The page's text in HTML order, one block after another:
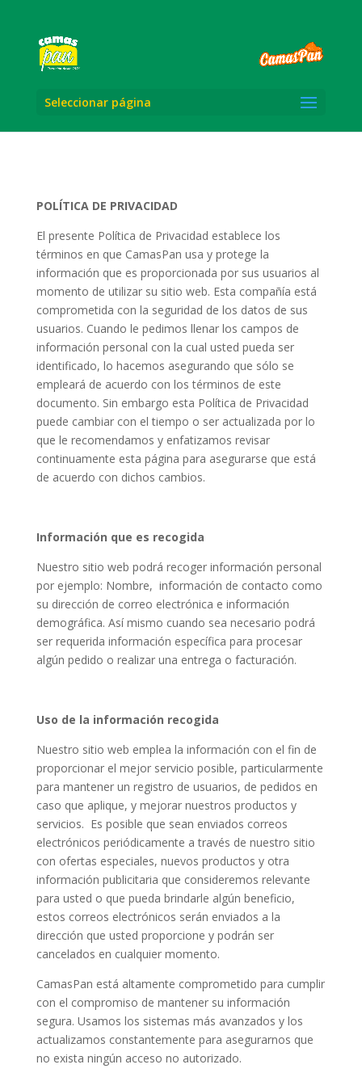
Seleccionar página
POLÍTICA DE PRIVACIDAD
El presente Política de Privacidad establece los
términos en que CamasPan usa y protege la
información que es proporcionada por sus usuarios al
momento de utilizar su sitio web. Esta compañía está
comprometida con la seguridad de los datos de sus
usuarios. Cuando le pedimos llenar los campos de
información personal con la cual usted pueda ser
identificado, lo hacemos asegurando que sólo se
empleará de acuerdo con los términos de este
documento. Sin embargo esta Política de Privacidad
puede cambiar con el tiempo o ser actualizada por lo
que le recomendamos y enfatizamos revisar
continuamente esta página para asegurarse que está
de acuerdo con dichos cambios.
Información que es recogida
Nuestro sitio web podrá recoger información personal
por ejemplo: Nombre, información de contacto como
su dirección de correo electrónica e información
demográfica. Así mismo cuando sea necesario podrá
ser requerida información específica para procesar
algún pedido o realizar una entrega o facturación.
Uso de la información recogida
Nuestro sitio web emplea la información con el fin de
proporcionar el mejor servicio posible, particularmente
para mantener un registro de usuarios, de pedidos en
caso que aplique, y mejorar nuestros productos y
servicios. Es posible que sean enviados correos
electrónicos periódicamente a través de nuestro sitio
con ofertas especiales, nuevos productos y otra
información publicitaria que consideremos relevante
para usted o que pueda brindarle algún beneficio,
estos correos electrónicos serán enviados a la
dirección que usted proporcione y podrán ser
cancelados en cualquier momento.
CamasPan está altamente comprometido para cumplir
con el compromiso de mantener su información
segura. Usamos los sistemas más avanzados y los
actualizamos constantemente para asegurarnos que
no exista ningún acceso no autorizado.